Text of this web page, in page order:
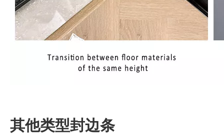
其他类型封边条